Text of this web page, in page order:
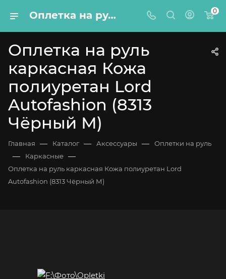
Оплетка на руль каркасная Кожа полиуретан Lord Autofashion (8313 Чёрный М) 0
Оплетка на руль
каркасная Кожа
полиуретан Lord
Autofashion (8313
Чёрный М)
Главная — Каталог — Аксессуары — Оплетки на руль
— Каркасные —
Оплетка на руль каркасная Кожа полиуретан Lord
Autofashion (8313 Чёрный М)